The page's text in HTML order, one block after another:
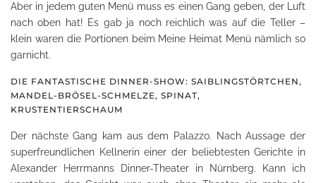
Aber in jedem guten Menü muss es einen Gang geben, der Luft
nach oben hat! Es gab ja noch reichlich was auf die Teller –
klein waren die Portionen beim Meine Heimat Menü nämlich so
garnicht.
DIE FANTASTISCHE DINNER-SHOW: SAIBLINGSTÖRTCHEN,
MANDEL-BRÖSEL-SCHMELZE, SPINAT,
KRUSTENTIERSCHAUM
Der nächste Gang kam aus dem Palazzo. Nach Aussage der
superfreundlichen Kellnerin einer der beliebtesten Gerichte in
Alexander Herrmanns Dinner-Theater in Nürnberg. Kann ich